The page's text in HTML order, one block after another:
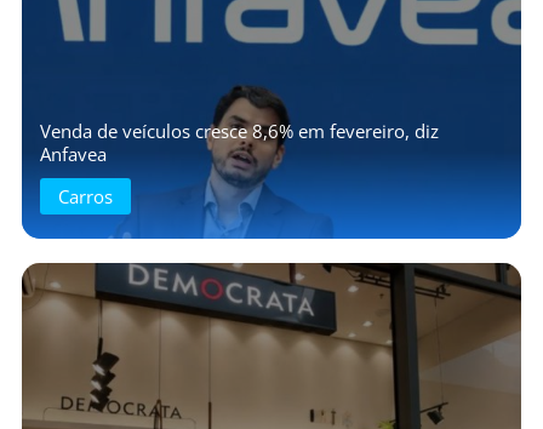
Venda de veículos cresce 8,6% em fevereiro, diz
Anfavea
Carros